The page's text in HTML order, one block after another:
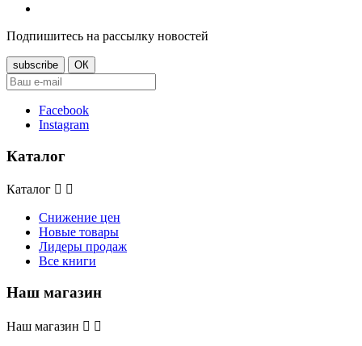
Подпишитесь на рассылку новостей
Facebook
Instagram
Каталог
Каталог  
Снижение цен
Новые товары
Лидеры продаж
Все книги
Наш магазин
Наш магазин  